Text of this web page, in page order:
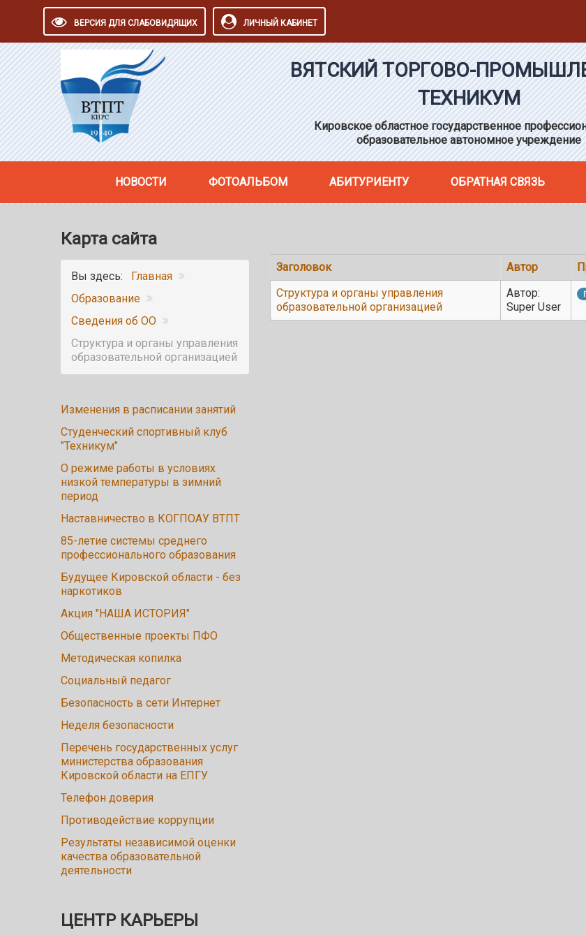
ВЕРСИЯ ДЛЯ СЛАБОВИДЯЩИХ ЛИЧНЫЙ КАБИНЕТ
ВЯТСКИЙ ТОРГОВО-
ТЕХНИКУМ
Кировское областное государственное
образовательное автономное учреждение
НОВОСТИ ФОТОАЛЬБОМ АБИТУРИЕНТУ ОБРАТНАЯ СВЯЗЬ
Карта сайта
Вы здесь:
Главная
Образование
Сведения об ОО
Структура и органы управления
образовательной организацией
Изменения в расписании занятий
Студенческий спортивный клуб
"Техникум"
О режиме работы в условиях
низкой температуры в зимний
период
Наставничество в КОГПОАУ ВТПТ
85-летие системы среднего
профессионального образования
Будущее Кировской области - без
наркотиков
Акция "НАША ИСТОРИЯ"
Общественные проекты ПФО
Методическая копилка
Социальный педагог
Безопасность в сети Интернет
Неделя безопасности
Перечень государственных услуг
министерства образования
Кировской области на ЕПГУ
Телефон доверия
Противодействие коррупции
Результаты независимой оценки
качества образовательной
деятельности
ЦЕНТР КАРЬЕРЫ
Заголовок Автор
Структура и органы управления
образовательной организацией
Автор:
Super User